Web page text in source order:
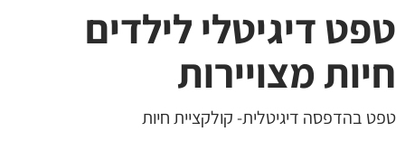
טפט דיגיטלי לילדים
חיות מצויירות
טפט בהדפסה דיגיטלית- קולקציית חיות